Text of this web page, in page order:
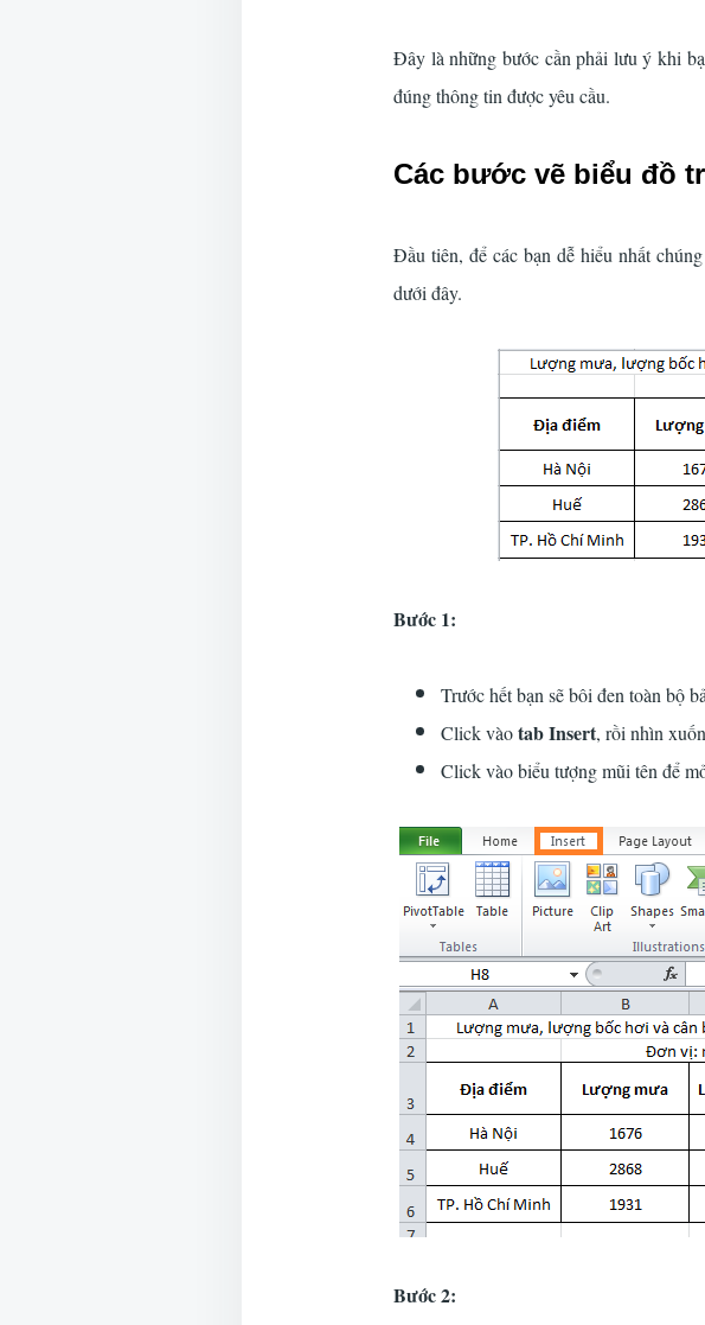
Đây là những bước cần phải lưu ý khi
đúng thông tin được yêu cầu.
Các bước vẽ biểu đồ
Đầu tiên, để các bạn dễ hiểu nhất
dưới đây.
Bước 1:
Trước hết bạn sẽ bôi đen toàn bộ
Click vàotab Insert, rồi nhìn
Click vào biểu tượng mũi tên để
Bước 2: